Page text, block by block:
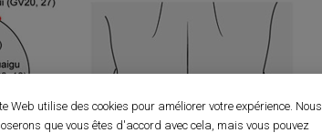
Web utilise des cookies pour améliorer votre expérience. Nous
que vous êtes d'accord avec cela, mais vous pouvez